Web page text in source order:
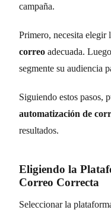
campaña.
Primero, necesita elegir
correo adecuada.
segmente su audiencia
Siguiendo estos pasos,
automatización de
resultados.
Eligiendo la
Correo Correcta
Seleccionar la